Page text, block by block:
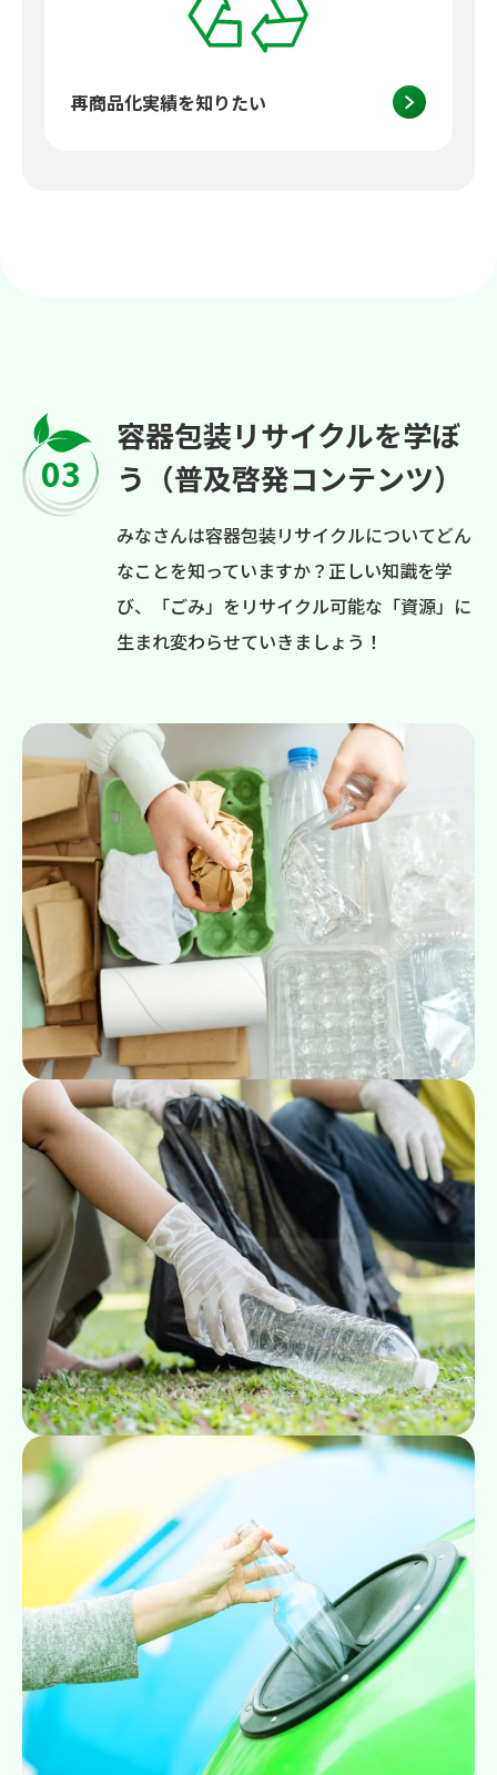
再商品化実績を知りたい
03
容器包装リサイクルを学ぼ
う（普及啓発コンテンツ）
みなさんは容器包装リサイクルについてどん
なことを知っていますか？正しい知識を学
び、「ごみ」をリサイクル可能な「資源」に
生まれ変わらせていきましょう！